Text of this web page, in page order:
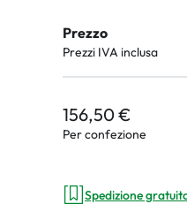
Prezzo
Prezzi IVA inclusa
156,50 €
Per confezione
Spedizione